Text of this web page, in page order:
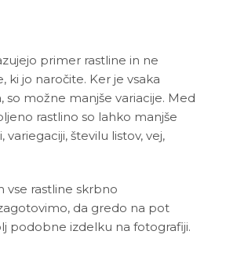
primer rastline in ne
ki jo naročite. Ker je vsaka
so možne manjše variacije. Med
rastlino so lahko manjše
variegaciji, številu listov, vej,
vse rastline skrbno
da gredo na pot
podobne izdelku na fotografiji.